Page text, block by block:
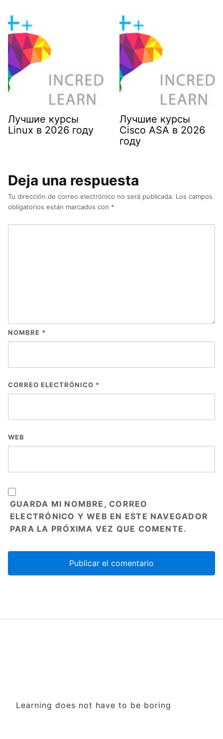
Лучшие курсы
Linux в 2026 году
Лучшие курсы
Cisco ASA в 2026
году
Deja una respuesta
Tu dirección de correo electrónico no será publicada. Los campos
obligatorios están marcados con *
NOMBRE *
CORREO ELECTRÓNICO *
WEB
GUARDA MI NOMBRE, CORREO
ELECTRÓNICO Y WEB EN ESTE NAVEGADOR
PARA LA PRÓXIMA VEZ QUE COMENTE.
Learning does not have to be boring